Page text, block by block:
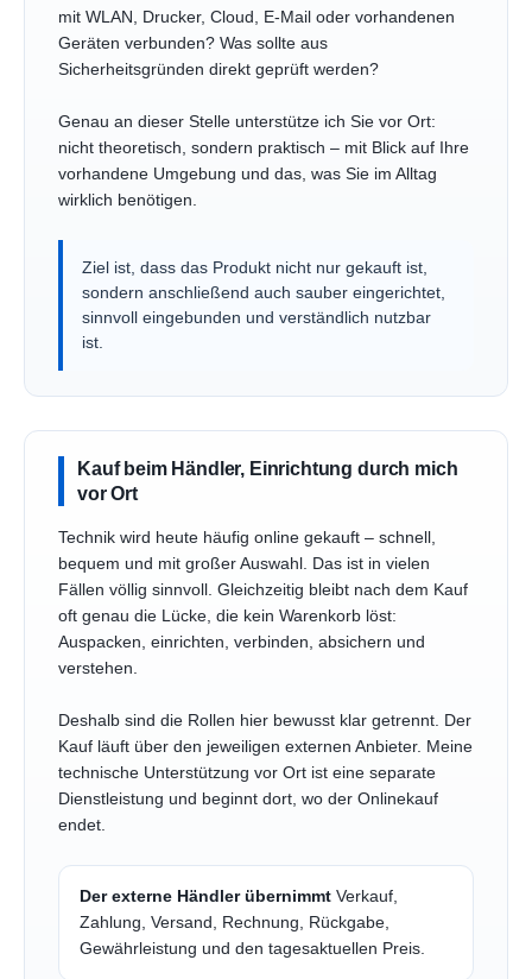
mit WLAN, Drucker, Cloud, E-Mail oder vorhandenen
Geräten verbunden? Was sollte aus
Sicherheitsgründen direkt geprüft werden?
Genau an dieser Stelle unterstütze ich Sie vor Ort:
nicht theoretisch, sondern praktisch – mit Blick auf Ihre
vorhandene Umgebung und das, was Sie im Alltag
wirklich benötigen.
Ziel ist, dass das Produkt nicht nur gekauft ist,
sondern anschließend auch sauber eingerichtet,
sinnvoll eingebunden und verständlich nutzbar
ist.
Kauf beim Händler, Einrichtung durch mich
vor Ort
Technik wird heute häufig online gekauft – schnell,
bequem und mit großer Auswahl. Das ist in vielen
Fällen völlig sinnvoll. Gleichzeitig bleibt nach dem Kauf
oft genau die Lücke, die kein Warenkorb löst:
Auspacken, einrichten, verbinden, absichern und
verstehen.
Deshalb sind die Rollen hier bewusst klar getrennt. Der
Kauf läuft über den jeweiligen externen Anbieter. Meine
technische Unterstützung vor Ort ist eine separate
Dienstleistung und beginnt dort, wo der Onlinekauf
endet.
Der externe Händler übernimmt Verkauf,
Zahlung, Versand, Rechnung, Rückgabe,
Gewährleistung und den tagesaktuellen Preis.